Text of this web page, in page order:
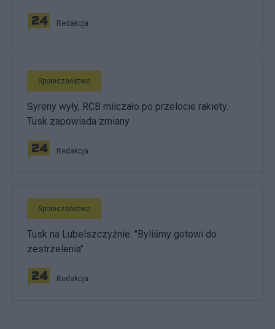
Redakcja
Społeczeństwo
Syreny wyły, RCB milczało po przelocie rakiety.
Tusk zapowiada zmiany
Redakcja
Społeczeństwo
Tusk na Lubelszczyźnie. "Byliśmy gotowi do
zestrzelenia"
Redakcja